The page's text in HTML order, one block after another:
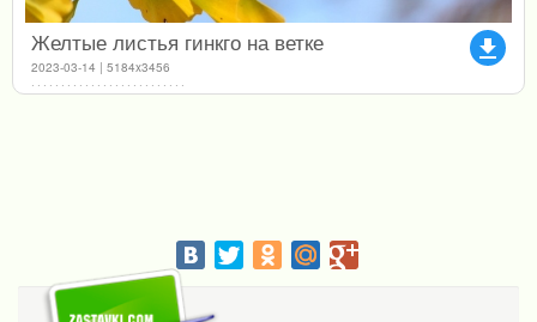
file_download
Желтые листья гинкго на ветке
2023-03-14 | 5184x3456